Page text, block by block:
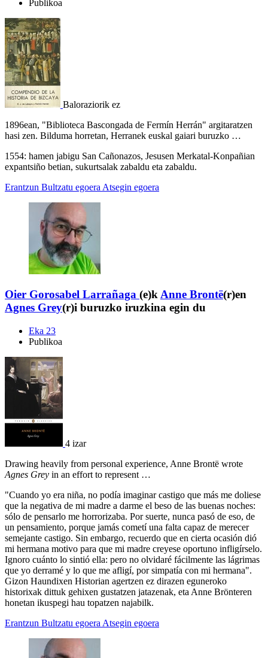
Publikoa
Baloraziorik ez
1896ean, "Biblioteca Bascongada de Fermín Herrán" argitaratzen
hasi zen. Bilduma horretan, Herranek euskal gaiari buruzko …
1554: hamen jabigu San Cañonazos, Jesusen Merkatal-Konpañian
expantsiño betian, sukurtsalak zabaldu eta zabaldu.
Erantzun Bultzatu egoera Atsegin egoera
Oier Gorosabel Larrañaga (e)k Anne Brontë(r)en
Agnes Grey(r)i buruzko iruzkina egin du
Eka 23
Publikoa
4 izar
Drawing heavily from personal experience, Anne Brontë wrote
Agnes Grey in an effort to represent …
"Cuando yo era niña, no podía imaginar castigo que más me doliese
que la negativa de mi madre a darme el beso de las buenas noches:
sólo de pensarlo me horrorizaba. Por suerte, nunca pasó de eso, de
un pensamiento, porque jamás cometí una falta capaz de merecer
semejante castigo. Sin embargo, recuerdo que en cierta ocasión dió
mi hermana motivo para que mi madre creyese oportuno infligírselo.
Ignoro cuánto lo sintió ella: pero no olvidaré fácilmente las lágrimas
que yo derramé y lo que me afligí, por simpatía con mi hermana".
Gizon Haundixen Historian agertzen ez dirazen eguneroko
historixak dittuk gehixen gustatzen jatazenak, eta Anne Brönteren
honetan ikuspegi hau topatzen najabilk.
Erantzun Bultzatu egoera Atsegin egoera